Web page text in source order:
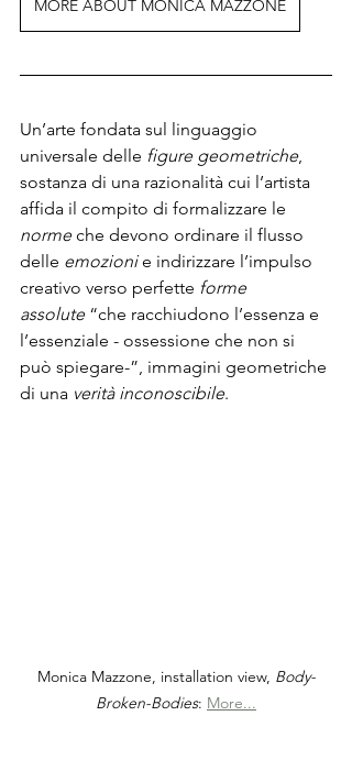
MORE ABOUT MONICA MAZZONE
Un’arte fondata sul linguaggio
universale delle figure geometriche,
sostanza di una razionalità cui l’artista
affida il compito di formalizzare le
norme che devono ordinare il flusso
delle emozioni e indirizzare l’impulso
creativo verso perfette forme
assolute “che racchiudono l’essenza e
l’essenziale - ossessione che non si
può spiegare-”, immagini geometriche
di una verità inconoscibile.
Monica Mazzone, installation view, Body-
Broken-Bodies: More...